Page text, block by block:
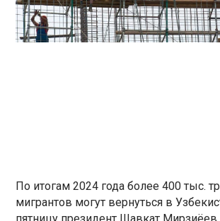
По итогам 2024 года более 400 тыс.
мигрантов могут вернуться в